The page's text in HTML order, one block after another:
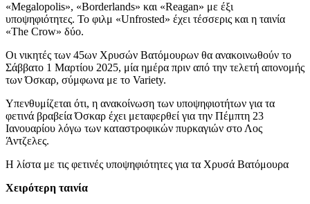
«Megalopolis», «Borderlands» και «Reagan» με έξι
υποψηφιότητες. Το φιλμ «Unfrosted» έχει τέσσερις και η ταινία
«The Crow» δύο.
Οι νικητές των 45ων Χρυσών Βατόμουρων θα ανακοινωθούν το
Σάββατο 1 Μαρτίου 2025, μία ημέρα πριν από την τελετή απονομής
των Όσκαρ, σύμφωνα με το Variety.
Υπενθυμίζεται ότι, η ανακοίνωση των υποψηφιοτήτων για τα
φετινά βραβεία Όσκαρ έχει μεταφερθεί για την Πέμπτη 23
Ιανουαρίου λόγω των καταστροφικών πυρκαγιών στο Λος
Άντζελες.
Η λίστα με τις φετινές υποψηφιότητες για τα Χρυσά Βατόμουρα
Χειρότερη ταινία